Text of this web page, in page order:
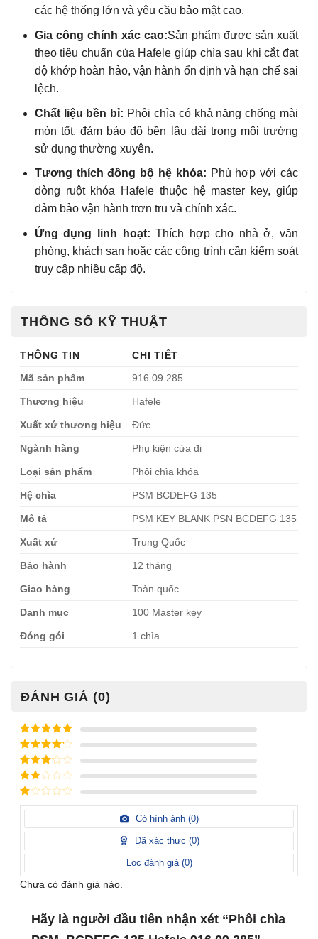
các hệ thống lớn và yêu cầu bảo mật cao.
Gia công chính xác cao:Sản phẩm được sản xuất
theo tiêu chuẩn của Hafele giúp chìa sau khi cắt đạt
độ khớp hoàn hảo, vận hành ổn định và hạn chế sai
lệch.
Chất liệu bền bỉ: Phôi chìa có khả năng chống mài
mòn tốt, đảm bảo độ bền lâu dài trong môi trường
sử dụng thường xuyên.
Tương thích đồng bộ hệ khóa: Phù hợp với các
dòng ruột khóa Hafele thuộc hệ master key, giúp
đảm bảo vận hành trơn tru và chính xác.
Ứng dụng linh hoạt: Thích hợp cho nhà ở, văn
phòng, khách sạn hoặc các công trình cần kiểm soát
truy cập nhiều cấp độ.
THÔNG SỐ KỸ THUẬT
THÔNG TIN
CHI TIẾT
Mã sản phẩm
916.09.285
Thương hiệu Hafele
Xuất xứ thương hiệu Đức
Ngành hàng Phụ kiện cửa đi
Loại sản phẩm Phôi chìa khóa
Hệ chìa PSM BCDEFG 135
Mô tả PSM KEY BLANK PSN BCDEFG 135
Xuất xứ Trung Quốc
Bảo hành 12 tháng
Giao hàng Toàn quốc
Danh mục 100 Master key
Đóng gói 1 chìa
ĐÁNH GIÁ (0)
Được xếp
hạng
5
5
sao
Được xếp
hạng
4
5
sao
Được
xếp
hạng3
5 sao
Được
hạng
sao
Được
hạng
sao
Có hình ảnh (0)
Đã xác thực (0)
Lọc đánh giá (0)
Chưa có đánh giá nào.
Hãy là người đầu tiên nhận xét “Phôi chìa